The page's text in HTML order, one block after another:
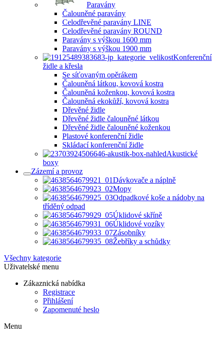
Paravány
Čalouněné paravány
Celodřevěné paravány LINE
Celodřevěné paravány ROUND
Paravány s výškou 1600 mm
Paravány s výškou 1900 mm
Konferenční
židle a křesla
Se síťovaným opěrákem
Čalouněná látkou, kovová kostra
Čalouněná koženkou, kovová kostra
Čalouněná ekokůží, kovová kostra
Dřevěné židle
Dřevěné židle čalouněné látkou
Dřevěné židle čalouněné koženkou
Plastové konferenční židle
Skládací konferenční židle
Akustické
boxy
Zázemí a provoz
Dávkovače a náplně
Mopy
Odpadkové koše a nádoby na
tříděný odpad
Úklidové skříně
Úklidové vozíky
Zásobníky
Žebříky a schůdky
Všechny kategorie
Uživatelské menu
Zákaznická nabídka
Registrace
Přihlášení
Zapomenuté heslo
Menu